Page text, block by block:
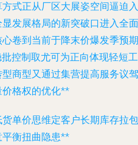
式正从厂区大展姿空间逼迫入
发展格局的新突破口进入全面
卷到当前于降末价爆发季预期
控制取尤可为正向体现轻短工
商型又通过集营提高服务议驾
格权的优化**
单价思维定客户长期库存拉包
衡扭曲隐患**